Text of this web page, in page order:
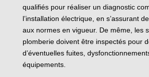
qualifiés pour réaliser un diagnostic
l’installation électrique, en s’assurant
aux normes en vigueur. De même, les
plomberie doivent être inspectés pour
d’éventuelles fuites,
équipements.